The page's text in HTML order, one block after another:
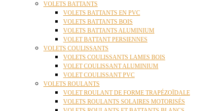
VOLETS BATTANTS
VOLETS BATTANTS EN PVC
VOLETS BATTANTS BOIS
VOLETS BATTANTS ALUMINIUM
VOLET BATTANT PERSIENNES
VOLETS COULISSANTS
VOLETS COULISSANTS LAMES BOIS
VOLET COULISSANT ALUMINIUM
VOLET COULISSANT PVC
VOLETS ROULANTS
VOLET ROULANT DE FORME TRAPÉZOÏDALE
VOLETS ROULANTS SOLAIRES MOTORISÉS